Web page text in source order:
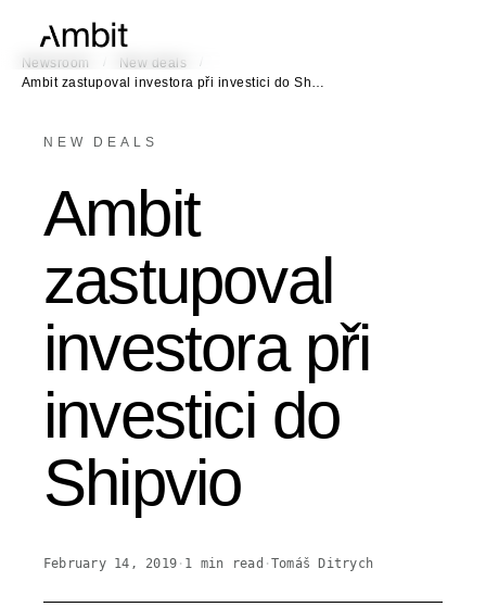
Newsroom / New deals
/
Ambit zastupoval investora při investici do Sh…
NEW DEALS
Ambit
zastupoval
investora při
investici do
Shipvio
February 14, 2019 · 1 min read ·Tomáš Ditrych